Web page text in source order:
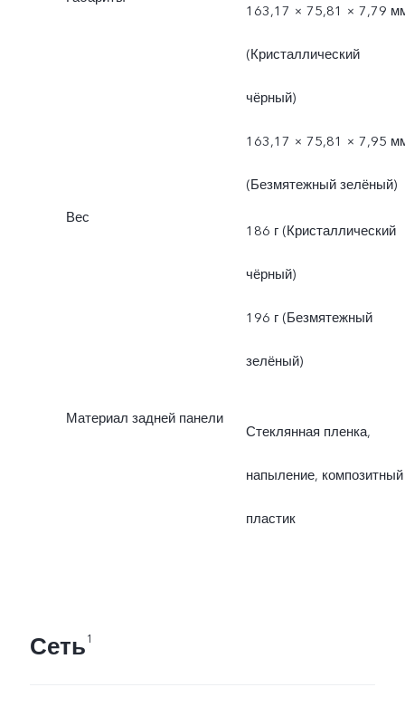
163,17 × 75,81 × 7,79
(Кристаллический
чёрный)
163,17 × 75,81 × 7,95
(Безмятежный зелёный)
Вес
186 г (Кристаллический
чёрный)
196 г (Безмятежный
зелёный)
Материал задней панели
Стеклянная пленка,
напыление, композитный
пластик
Сеть1